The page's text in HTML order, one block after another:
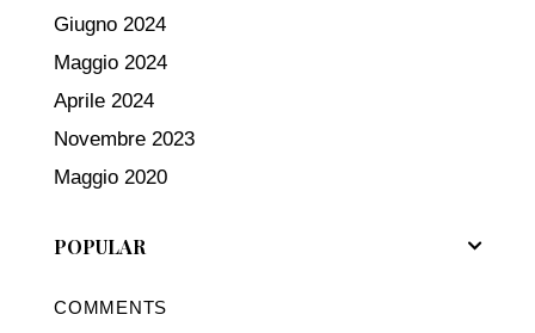
Giugno 2024
Maggio 2024
Aprile 2024
Novembre 2023
Maggio 2020
POPULAR
COMMENTS